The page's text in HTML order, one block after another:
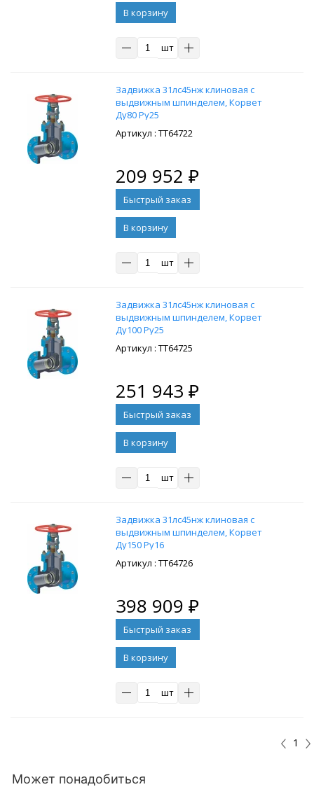
В корзину
шт
Задвижка 31лс45нж клиновая с
выдвижным шпинделем, Корвет
Ду80 Ру25
: ТТ64722
209 952 ₽
В корзину
шт
Задвижка 31лс45нж клиновая с
выдвижным шпинделем, Корвет
Ду100 Ру25
: ТТ64725
251 943 ₽
В корзину
шт
Задвижка 31лс45нж клиновая с
выдвижным шпинделем, Корвет
Ду150 Ру16
: ТТ64726
398 909 ₽
В корзину
шт
1
Может понадобиться